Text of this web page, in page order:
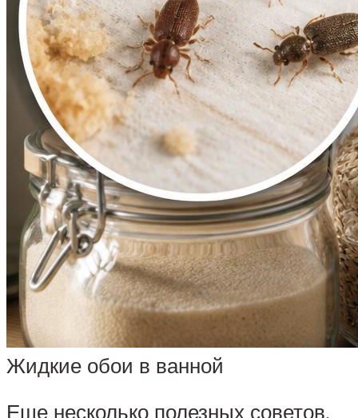
Жидкие обои в ванной
Еще несколько полезных советов,